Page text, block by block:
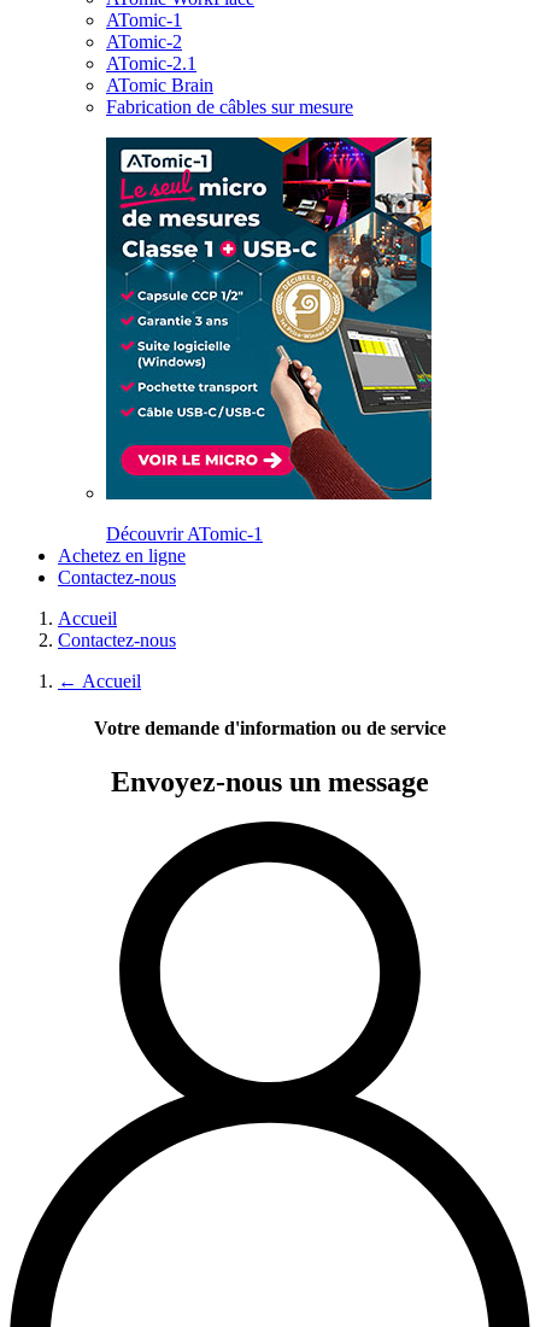
ATomic-1
ATomic-2
ATomic-2.1
ATomic Brain
Fabrication de câbles sur mesure
Découvrir ATomic-1
Achetez en ligne
Contactez-nous
Accueil
Contactez-nous
← Accueil
Votre demande d'information ou de service
Envoyez-nous un message